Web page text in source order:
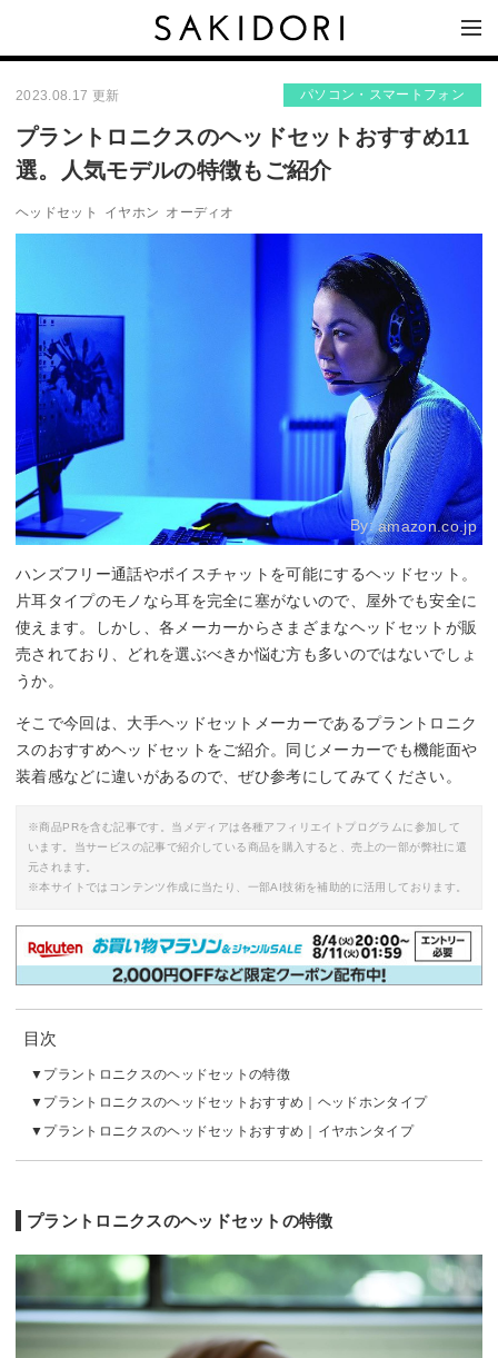
2023.08.17 更新 パソコン・スマートフォン
プラントロニクスのヘッドセットおすすめ11
選。人気モデルの特徴もご紹介
ヘッドセット イヤホン オーディオ
By:amazon.co.jp
ハンズフリー通話やボイスチャットを可能にするヘッドセット。
片耳タイプのモノなら耳を完全に塞がないので、屋外でも安全に
使えます。しかし、各メーカーからさまざまなヘッドセットが販
売されており、どれを選ぶべきか悩む方も多いのではないでしょ
うか。
そこで今回は、大手ヘッドセットメーカーであるプラントロニク
スのおすすめヘッドセットをご紹介。同じメーカーでも機能面や
装着感などに違いがあるので、ぜひ参考にしてみてください。
※商品PRを含む記事です。当メディアは各種アフィリエイトプログラムに参加して
います。当サービスの記事で紹介している商品を購入すると、売上の一部が弊社に還
元されます。
※本サイトではコンテンツ作成に当たり、一部AI技術を補助的に活用しております。
目次
プラントロニクスのヘッドセットの特徴
プラントロニクスのヘッドセットおすすめ｜ヘッドホンタイプ
プラントロニクスのヘッドセットおすすめ｜イヤホンタイプ
プラントロニクスのヘッドセットの特徴